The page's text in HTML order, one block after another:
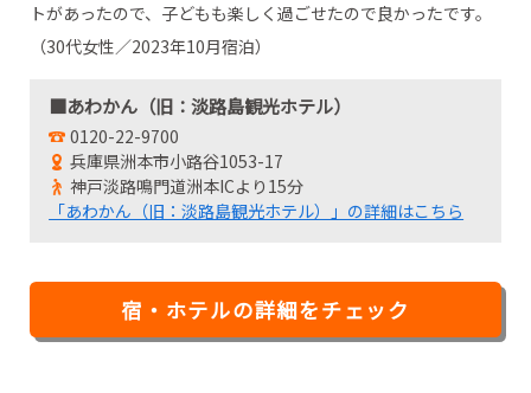
トがあったので、子どもも楽しく過ごせたので良かったです。
（30代女性／2023年10月宿泊）
■あわかん（旧：淡路島観光ホテル）
0120-22-9700
兵庫県洲本市小路谷1053-17
神戸淡路鳴門道洲本ICより15分
「あわかん（旧：淡路島観光ホテル）」の詳細はこちら
宿・ホテルの詳細をチェック